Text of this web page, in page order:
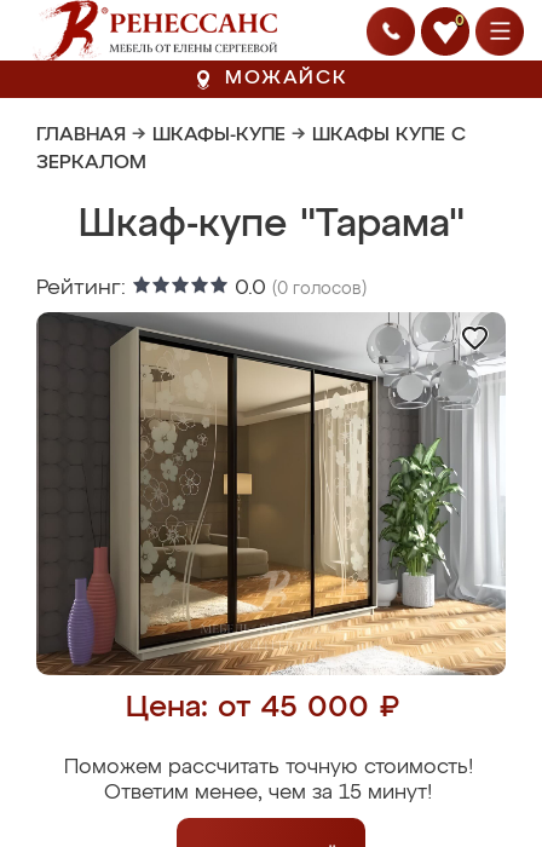
0
МОЖАЙСК
ГЛАВНАЯ → ШКАФЫ-КУПЕ → ШКАФЫ КУПЕ С
ЗЕРКАЛОМ
Шкаф-купе "Тарама"
Рейтинг: 0.0 (0 голосов)
Цена: от 45 000 ₽
Поможем рассчитать точную стоимость!
Ответим менее, чем за 15 минут!